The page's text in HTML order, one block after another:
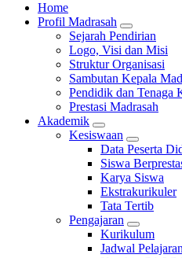
Home
Profil Madrasah
Sejarah Pendirian
Logo, Visi dan Misi
Struktur Organisasi
Sambutan Kepala
Pendidik dan Tenaga
Prestasi Madrasah
Akademik
Kesiswaan
Data Peserta
Siswa
Karya Siswa
Ekstrakurikuler
Tata Tertib
Pengajaran
Kurikulum
Jadwal Pelajaran